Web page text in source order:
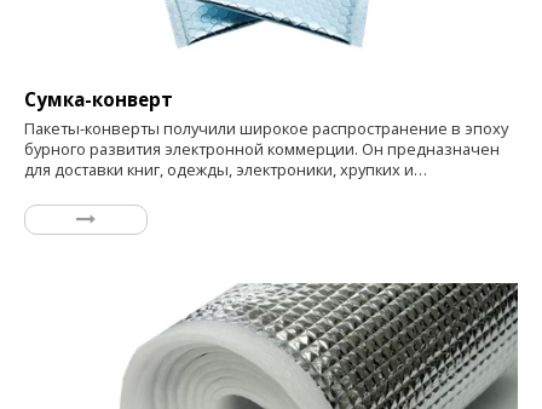
Сумка-конверт
Пакеты-конверты получили широкое распространение в эпоху
бурного развития электронной коммерции. Он предназначен
для доставки книг, одежды, электроники, хрупких и
обеспечивает упакованную защиту и ударопрочность, сумка
является экологически чистой, удобной, экономичной.